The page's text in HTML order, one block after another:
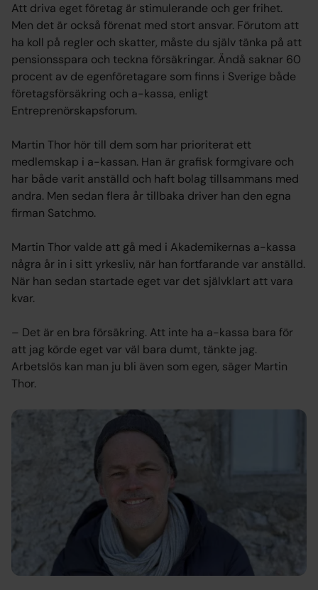
Att driva eget företag är stimulerande och ger frihet.
Men det är också förenat med stort ansvar. Förutom att
ha koll på regler och skatter, måste du själv tänka på att
pensionsspara och teckna försäkringar. Ändå saknar 60
procent av de egenföretagare som finns i Sverige både
företagsförsäkring och a-kassa, enligt
Entreprenörskapsforum.
Martin Thor hör till dem som har prioriterat ett
medlemskap i a-kassan. Han är grafisk formgivare och
har både varit anställd och haft bolag tillsammans med
andra. Men sedan flera år tillbaka driver han den egna
firman Satchmo.
Martin Thor valde att gå med i Akademikernas a-kassa
några år in i sitt yrkesliv, när han fortfarande var anställd.
När han sedan startade eget var det självklart att vara
kvar.
– Det är en bra försäkring. Att inte ha a-kassa bara för
att jag körde eget var väl bara dumt, tänkte jag.
Arbetslös kan man ju bli även som egen, säger Martin
Thor.